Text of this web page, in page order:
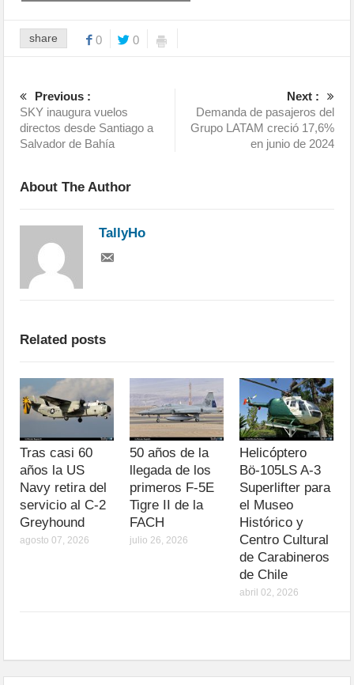
share 0 0
Previous :
SKY inaugura vuelos
directos desde Santiago a
Salvador de Bahía
Next :
Demanda de pasajeros del
Grupo LATAM creció 17,6%
en junio de 2024
About The Author
TallyHo
Related posts
Tras casi 60
años la US
Navy retira del
servicio al C-2
Greyhound
agosto 07, 2026
50 años de la
llegada de los
primeros F-5E
Tigre II de la
FACH
julio 26, 2026
Helicóptero
Bö-105LS A-3
Superlifter para
el Museo
Histórico y
Centro Cultural
de Carabineros
de Chile
abril 02, 2026